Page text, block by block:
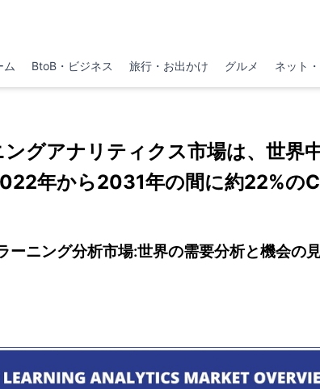
ム BtoB・ビジネス 旅行・お出かけ グルメ ネット
グアナリティクス市場は、世界
年から2031年の間に約22%の
ーニング分析市場:世界の需要分析と機会の